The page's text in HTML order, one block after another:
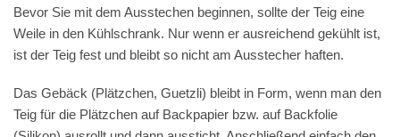
Bevor Sie mit dem Ausstechen beginnen, sollte der Teig eine
Weile in den Kühlschrank. Nur wenn er ausreichend gekühlt ist,
ist der Teig fest und bleibt so nicht am Ausstecher haften.
Das Gebäck (Plätzchen, Guetzli) bleibt in Form, wenn man den
Teig für die Plätzchen auf Backpapier bzw. auf Backfolie